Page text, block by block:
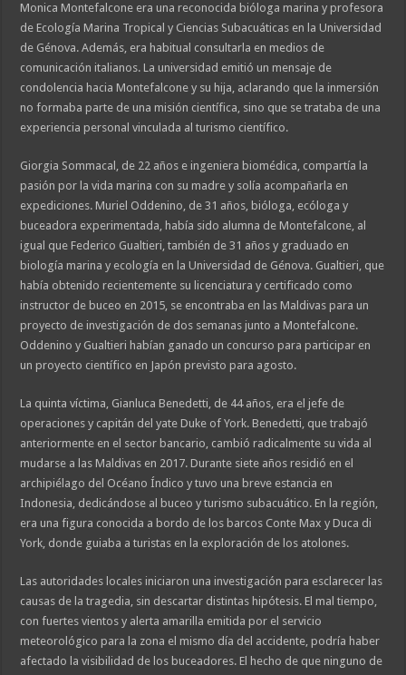
Monica Montefalcone era una reconocida bióloga marina y profesora
de Ecología Marina Tropical y Ciencias Subacuáticas en la Universidad
de Génova. Además, era habitual consultarla en medios de
comunicación italianos. La universidad emitió un mensaje de
condolencia hacia Montefalcone y su hija, aclarando que la inmersión
no formaba parte de una misión científica, sino que se trataba de una
experiencia personal vinculada al turismo científico.
Giorgia Sommacal, de 22 años e ingeniera biomédica, compartía la
pasión por la vida marina con su madre y solía acompañarla en
expediciones. Muriel Oddenino, de 31 años, bióloga, ecóloga y
buceadora experimentada, había sido alumna de Montefalcone, al
igual que Federico Gualtieri, también de 31 años y graduado en
biología marina y ecología en la Universidad de Génova. Gualtieri, que
había obtenido recientemente su licenciatura y certificado como
instructor de buceo en 2015, se encontraba en las Maldivas para un
proyecto de investigación de dos semanas junto a Montefalcone.
Oddenino y Gualtieri habían ganado un concurso para participar en
un proyecto científico en Japón previsto para agosto.
La quinta víctima, Gianluca Benedetti, de 44 años, era el jefe de
operaciones y capitán del yate Duke of York. Benedetti, que trabajó
anteriormente en el sector bancario, cambió radicalmente su vida al
mudarse a las Maldivas en 2017. Durante siete años residió en el
archipiélago del Océano Índico y tuvo una breve estancia en
Indonesia, dedicándose al buceo y turismo subacuático. En la región,
era una figura conocida a bordo de los barcos Conte Max y Duca di
York, donde guiaba a turistas en la exploración de los atolones.
Las autoridades locales iniciaron una investigación para esclarecer las
causas de la tragedia, sin descartar distintas hipótesis. El mal tiempo,
con fuertes vientos y alerta amarilla emitida por el servicio
meteorológico para la zona el mismo día del accidente, podría haber
afectado la visibilidad de los buceadores. El hecho de que ninguno de